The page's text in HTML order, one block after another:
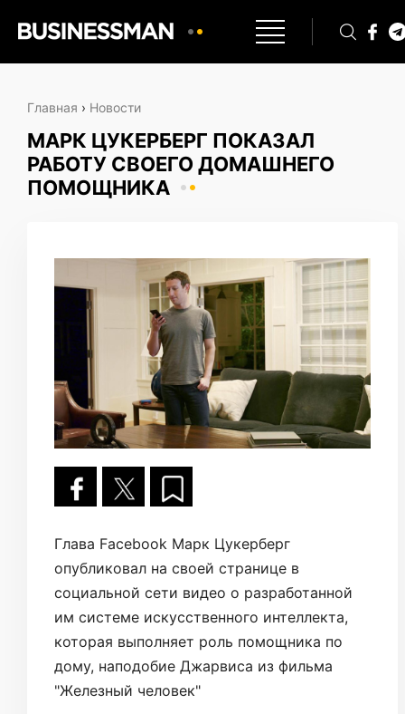
Главная › Новости
МАРК ЦУКЕРБЕРГ ПОКАЗАЛ
РАБОТУ СВОЕГО ДОМАШНЕГО
ПОМОЩНИКА
Глава Facebook Марк Цукерберг
опубликовал на своей странице в
социальной сети видео о разработанной
им системе искусственного интеллекта,
которая выполняет роль помощника по
дому, наподобие Джарвиса из фильма
"Железный человек"